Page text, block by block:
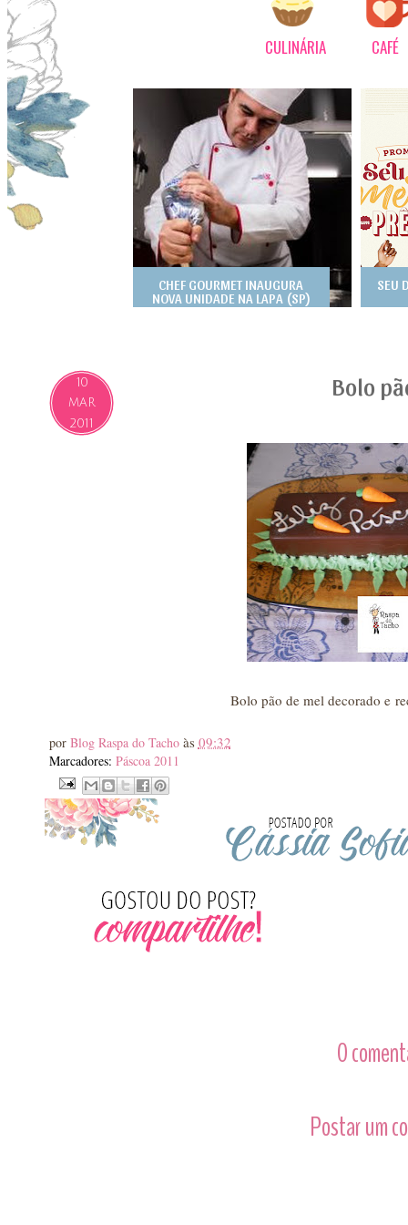
CULINÁRIA CAFÉ
CHEF GOURMET INAUGURA
NOVA UNIDADE NA LAPA (SP)
SEU
10
MAR
2011
Bolo
Bolo pão de mel decorado e
por Blog Raspa do Tacho às 09:32
Marcadores: Páscoa 2011
0
Postar um